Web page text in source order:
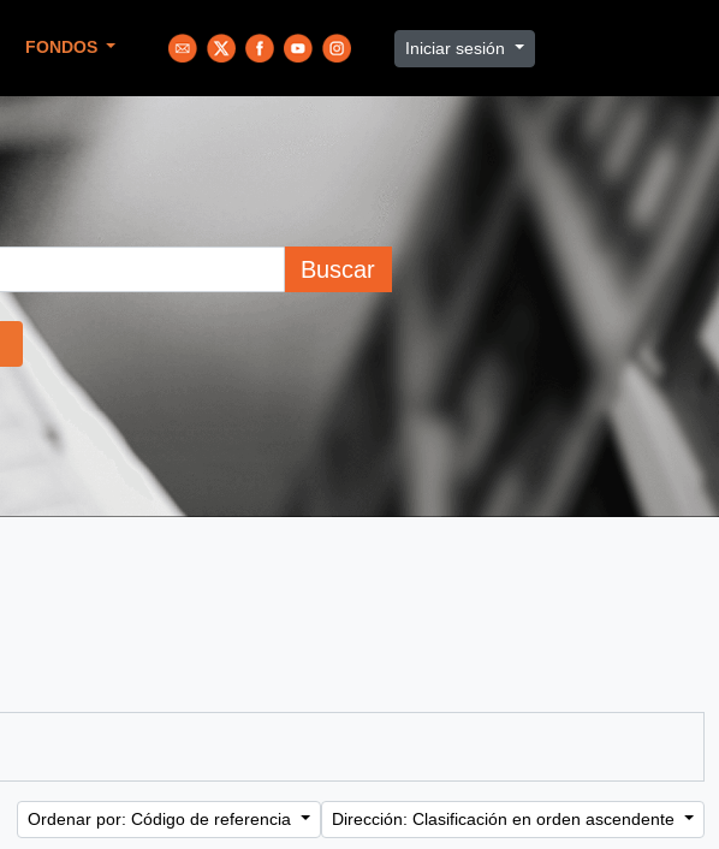
FONDOS Iniciar sesión
Buscar
Ordenar por: Código de referencia Dirección: Clasificación en orden ascendente